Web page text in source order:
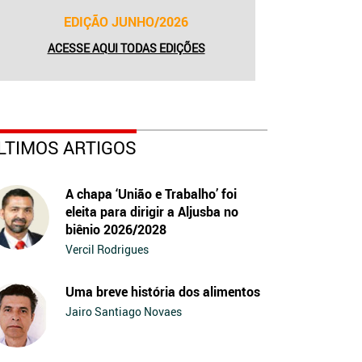
EDIÇÃO JUNHO/2026
ACESSE AQUI TODAS EDIÇÕES
ARTIGOS
A chapa ‘União e Trabalho’ foi
eleita para dirigir a Aljusba no
biênio 2026/2028
Vercil Rodrigues
Uma breve história dos alimentos
Jairo Santiago Novaes